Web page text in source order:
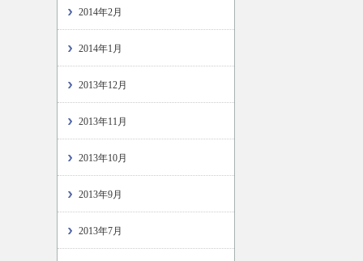
2014年2月
2014年1月
2013年12月
2013年11月
2013年10月
2013年9月
2013年7月